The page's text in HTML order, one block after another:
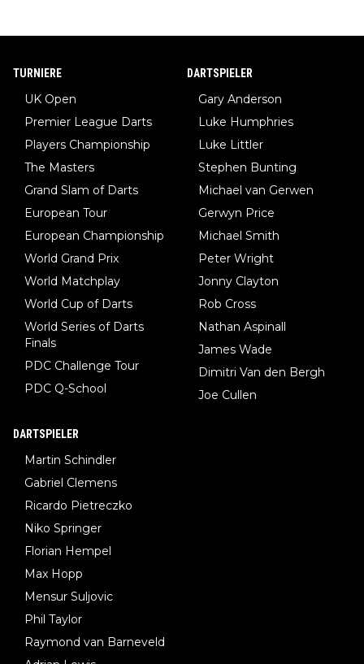
TURNIERE
UK Open
Premier League Darts
Players Championship
The Masters
Grand Slam of Darts
European Tour
European Championship
World Grand Prix
World Matchplay
World Cup of Darts
World Series of Darts
Finals
PDC Challenge Tour
PDC Q-School
DARTSPIELER
Gary Anderson
Luke Humphries
Luke Littler
Stephen Bunting
Michael van Gerwen
Gerwyn Price
Michael Smith
Peter Wright
Jonny Clayton
Rob Cross
Nathan Aspinall
James Wade
Dimitri Van den Bergh
Joe Cullen
DARTSPIELER
Martin Schindler
Gabriel Clemens
Ricardo Pietreczko
Niko Springer
Florian Hempel
Max Hopp
Mensur Suljovic
Phil Taylor
Raymond van Barneveld